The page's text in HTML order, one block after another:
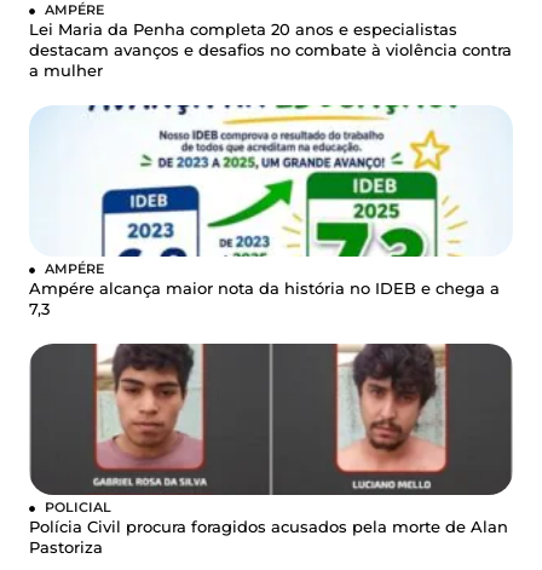
AMPÉRE
Lei Maria da Penha completa 20 anos e especialistas
destacam avanços e desafios no combate à violência contra
a mulher
AMPÉRE
Ampére alcança maior nota da história no IDEB e chega a
7,3
POLICIAL
Polícia Civil procura foragidos acusados pela morte de Alan
Pastoriza